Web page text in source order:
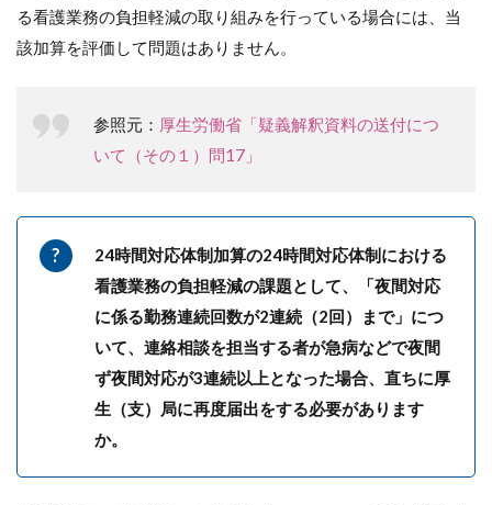
る看護業務の負担軽減の取り組みを行っている場合には、当
該加算を評価して問題はありません。
参照元： 厚生労働省「疑義解釈資料の送付につ
いて（その１）問17」
24時間対応体制加算の24時間対応体制における
看護業務の負担軽減の課題として、「夜間対応
に係る勤務連続回数が2連続（2回）まで」につ
いて、連絡相談を担当する者が急病などで夜間
ず夜間対応が3連続以上となった場合、直ちに厚
生（支）局に再度届出をする必要があります
か。